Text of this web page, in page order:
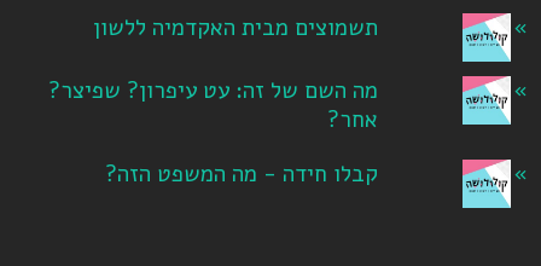
תשמוצים מבית האקדמיה ללשון
מה השם של זה: עט עיפרון? שפיצר?
אחר?
קבלו חידה - מה המשפט הזה?